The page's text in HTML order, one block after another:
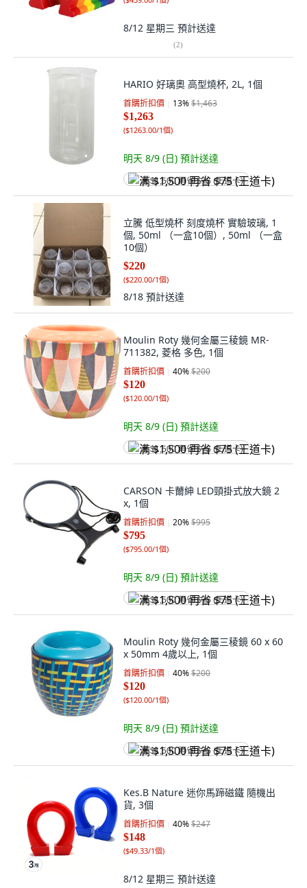
8/12 星期三 預計送達
(2)
HARIO 好璃奧 高型燒杯, 2L, 1個
首購折扣價 13%$1,463
$1,263
($1263.00/1個)
明天 8/9 (日) 預計送達
满 $1,500 再省 $75 (王道卡)
立騰 低型燒杯 刻度燒杯 實驗玻璃, 1
個, 50ml （一盒10個）, 50ml （一盒
10個）
$220
($220.00/1個)
8/18 預計送達
Moulin Roty 幾何金屬三稜鏡 MR-
711382, 菱格 多色, 1個
首購折扣價 40%$200
$120
($120.00/1個)
明天 8/9 (日) 預計送達
满 $1,500 再省 $75 (王道卡)
CARSON 卡薾紳 LED頸掛式放大鏡 2
x, 1個
首購折扣價 20%$995
$795
($795.00/1個)
明天 8/9 (日) 預計送達
满 $1,500 再省 $75 (王道卡)
Moulin Roty 幾何金屬三稜鏡 60 x 60
x 50mm 4歲以上, 1個
首購折扣價 40%$200
$120
($120.00/1個)
明天 8/9 (日) 預計送達
满 $1,500 再省 $75 (王道卡)
Kes.B Nature 迷你馬蹄磁鐵 隨機出
貨, 3個
首購折扣價 40%$247
$148
($49.33/1個)
8/12 星期三 預計送達